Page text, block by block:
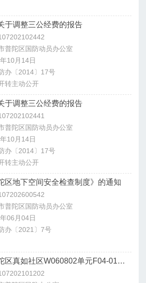
于调整三公经费的报告
普陀区国防动员办公室
10月14日
办〔2014〕17号
转主动公开
于调整三公经费的报告
普陀区国防动员办公室
10月14日
办〔2014〕17号
转主动公开
区地下空间安全检查制度》的通知
普陀区国防动员办公室
06月04日
办〔2021〕7号
关于提请《普陀区真如社区W060802单元F04-01地块地下空间》项目兼顾设防技术要求的请示